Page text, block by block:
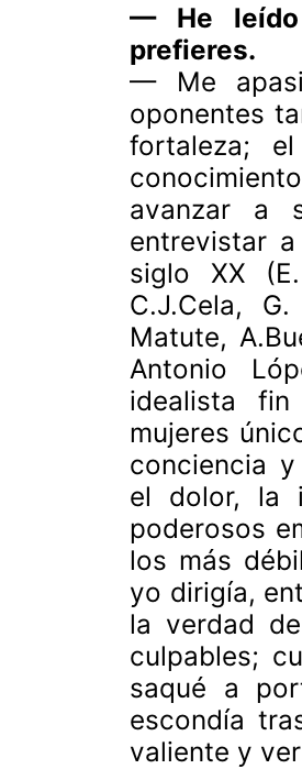
— He
prefieres.
— Me
oponentes
fortaleza;
avanzar a
entrevistar
siglo XX
C.J.Cela,
Matute,
Antonio
idealista
mujeres
conciencia
el dolor, la
poderosos
los más
yo dirigía,
la verdad
culpables;
saqué a
escondía
valiente y